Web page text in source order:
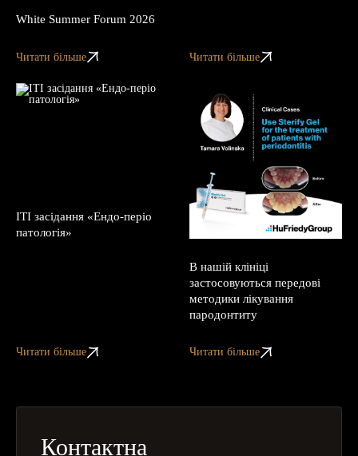
White Summer Forum 2026
Читати більше Читати більше
ITI засідання «Ендо-періо
патологія»
Читати більше
В нашій клініці
застосовуються передові
методики лікування
пародонтиту
Читати більше
Контактна